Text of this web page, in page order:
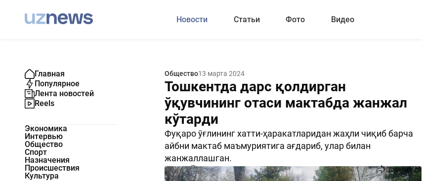
Новости Статьи Фото Видео
Главная
Популярное
Лента новостей
Reels
Экономика
Интервью
Общество
Спорт
Назначения
Происшествия
Культура
Общество13 марта 2024
Тошкентда дарс қолдирган
ўқувчининг отаси мактабда жанжал
кўтарди
Фуқаро ўғлининг хатти-ҳаракатларидан жаҳли чиқиб барча
айбни мактаб маъмуриятига ағдариб, улар билан
жанжаллашган.
3605 0 Поделиться